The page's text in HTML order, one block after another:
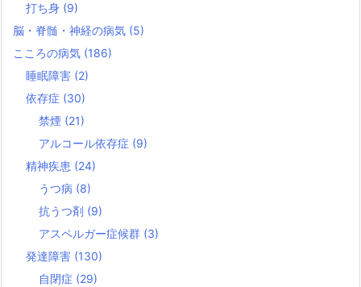
打ち身 (9)
脳・脊髄・神経の病気 (5)
こころの病気 (186)
睡眠障害 (2)
依存症 (30)
禁煙 (21)
アルコール依存症 (9)
精神疾患 (24)
うつ病 (8)
抗うつ剤 (9)
アスペルガー症候群 (3)
発達障害 (130)
自閉症 (29)